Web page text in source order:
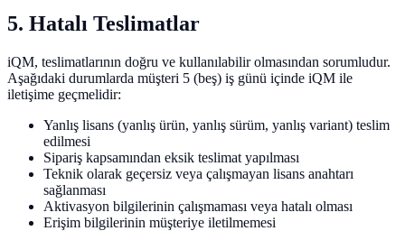
5. Hatalı Teslimatlar
iQM, teslimatlarının doğru ve kullanılabilir olmasından sorumludur.
Aşağıdaki durumlarda müşteri 5 (beş) iş günü içinde iQM ile
iletişime geçmelidir:
Yanlış lisans (yanlış ürün, yanlış sürüm, yanlış variant) teslim
edilmesi
Sipariş kapsamından eksik teslimat yapılması
Teknik olarak geçersiz veya çalışmayan lisans anahtarı
sağlanması
Aktivasyon bilgilerinin çalışmaması veya hatalı olması
Erişim bilgilerinin müşteriye iletilmemesi